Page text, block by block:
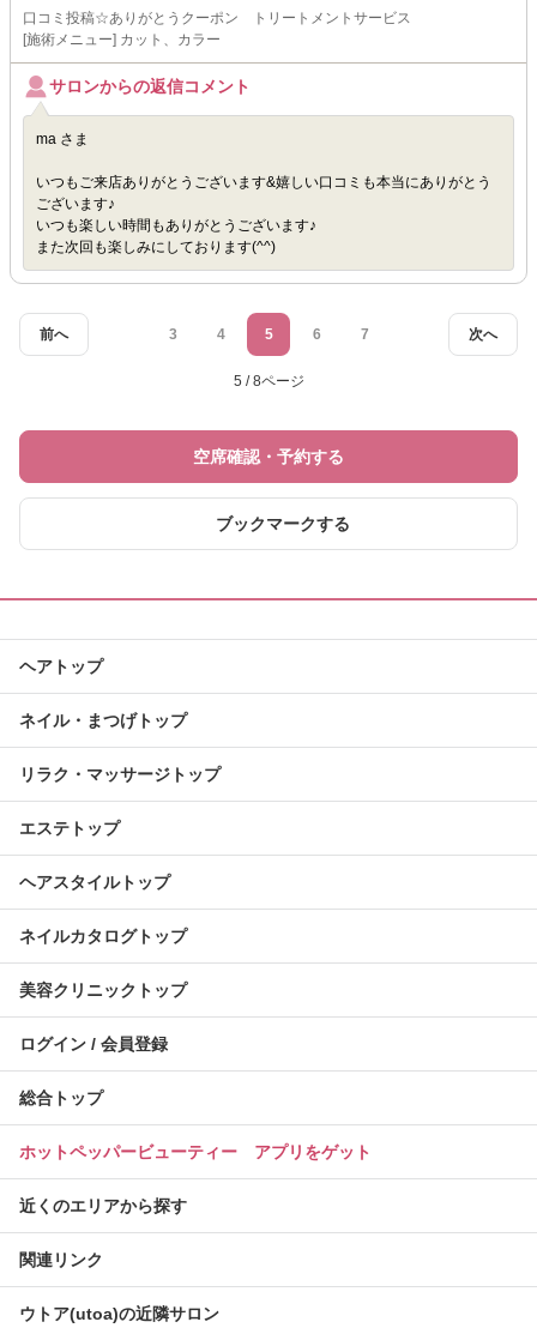
口コミ投稿☆ありがとうクーポン トリートメントサービス
[施術メニュー] カット、カラー
サロンからの返信コメント
ma さま
いつもご来店ありがとうございます&嬉しい口コミも本当にありがとう
ございます♪
いつも楽しい時間もありがとうございます♪
また次回も楽しみにしております(^^)
前へ 次へ
3 4 5 6 7
5 / 8ページ
空席確認・予約する
ブックマークする
ヘアトップ
ネイル・まつげトップ
リラク・マッサージトップ
エステトップ
ヘアスタイルトップ
ネイルカタログトップ
美容クリニックトップ
ログイン / 会員登録
総合トップ
ホットペッパービューティー アプリをゲット
近くのエリアから探す
関連リンク
ウトア(utoa)の近隣サロン